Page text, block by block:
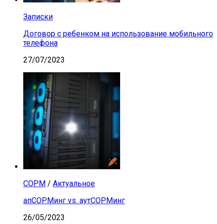
Записки
Договор с ребенком на использование мобильного
телефона
27/07/2023
СОРМ / Актуальное
апСОРМинг vs. аутСОРМинг
26/05/2023